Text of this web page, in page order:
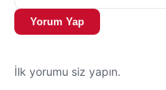
Yorum Yap
İlk yorumu siz yapın.